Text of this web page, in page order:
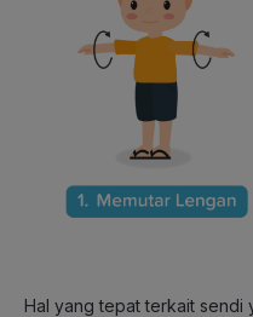
Hal yang tepat terkait